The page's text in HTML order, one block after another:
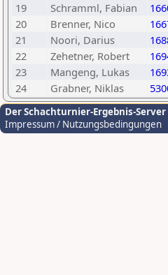
19
Schramml, Fabian
20
Brenner, Nico
21
Noori, Darius
22
Zehetner, Robert
23
Mangeng, Lukas
24
Grabner, Niklas
Der Schachturnier-Ergebnis-Server
Impressum / Nutzungsbedingungen